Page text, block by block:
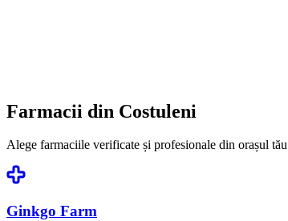
Farmacii din Costuleni
Alege farmaciile verificate și profesionale din orașul tău
Ginkgo Farm